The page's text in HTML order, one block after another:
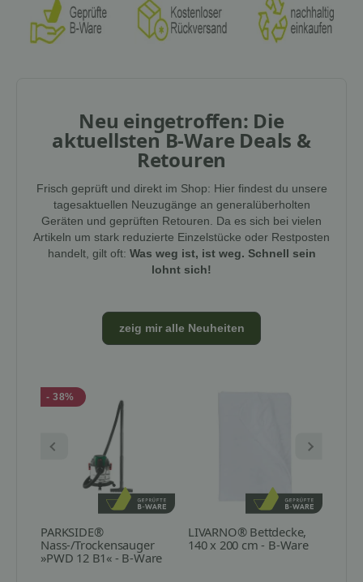
Neu eingetroffen: Die
aktuellsten B-Ware Deals &
Retouren
Frisch geprüft und direkt im Shop: Hier findest du unsere
tagesaktuellen Neuzugänge an generalüberholten
Geräten und geprüften Retouren. Da es sich bei vielen
Artikeln um stark reduzierte Einzelstücke oder Restposten
handelt, gilt oft: Was weg ist, ist weg. Schnell sein
lohnt sich!
zeig mir alle Neuheiten
- 38%
PARKSIDE®
Nass-/Trockensauger
»PWD 12 B1« - B-Ware
LIVARNO® Bettdecke,
140 x 200 cm - B-Ware